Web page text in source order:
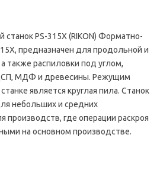
PS-315X (RIKON) Форматно-
предназначен для продольной и
также распиловки под углом,
МДФ и древесины. Режущим
является круглая пила. Станок
небольших и средних
производств, где операции раскроя
на основном производстве.